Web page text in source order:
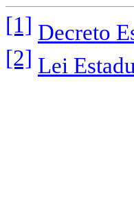
[1] Decreto
[2] Lei